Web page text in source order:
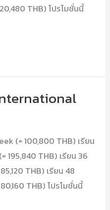
THB) โปรโมชั่นนี้
(= 100,800 THB) เรียน
195,840 THB) เรียน 36
THB) เรียน 48
THB) โปรโมชั่นนี้